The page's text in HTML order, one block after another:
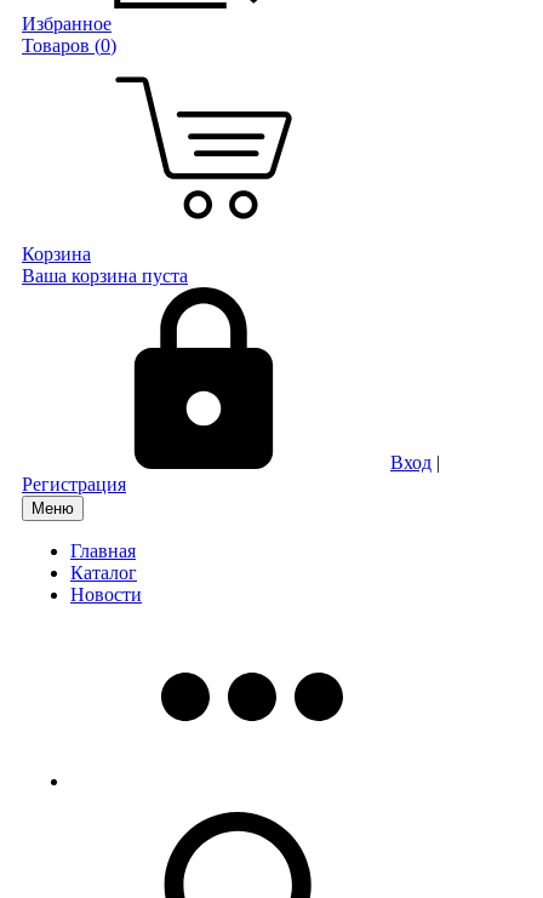
Избранное
Товаров (0)
Корзина
Ваша корзина пуста
Вход |
Регистрация
Меню
Главная
Каталог
Новости